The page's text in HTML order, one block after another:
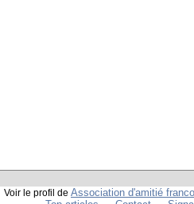
Voir le profil de Association d'amitié